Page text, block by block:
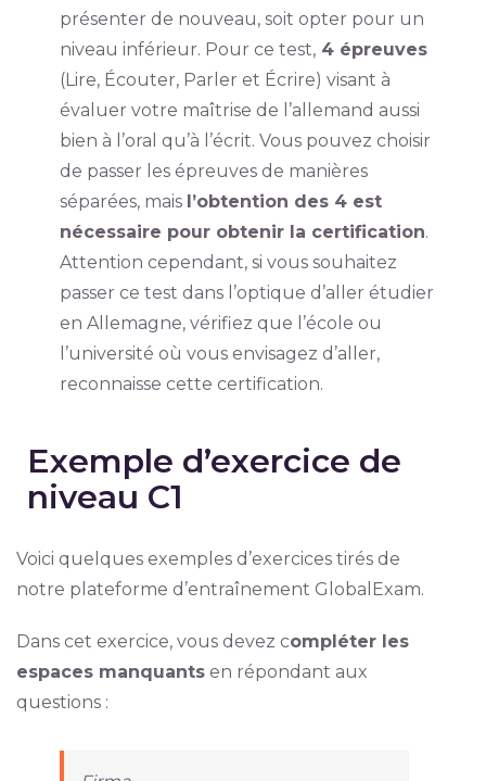
présenter de nouveau, soit opter pour un
niveau inférieur. Pour ce test,4 épreuves
(Lire, Écouter, Parler et Écrire) visant à
évaluer votre maîtrise de l’allemand aussi
bien à l’oral qu’à l’écrit. Vous pouvez choisir
de passer les épreuves de manières
séparées, mais l’obtention des 4 est
nécessaire pour obtenir la certification.
Attention cependant, si vous souhaitez
passer ce test dans l’optique d’aller étudier
en Allemagne, vérifiez que l’école ou
l’université où vous envisagez d’aller,
reconnaisse cette certification.
Exemple d’exercice de
niveau C1
Voici quelques exemples d’exercices tirés de
notre plateforme d’entraînement GlobalExam.
Dans cet exercice, vous devez compléter les
espaces manquantsen répondant aux
questions :